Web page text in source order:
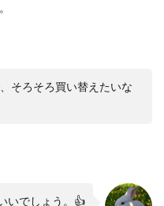
そろそろ買い替えたいな
いでしょう。 👍